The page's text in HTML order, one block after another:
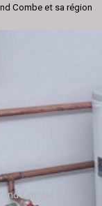
Combe et sa région
Combe